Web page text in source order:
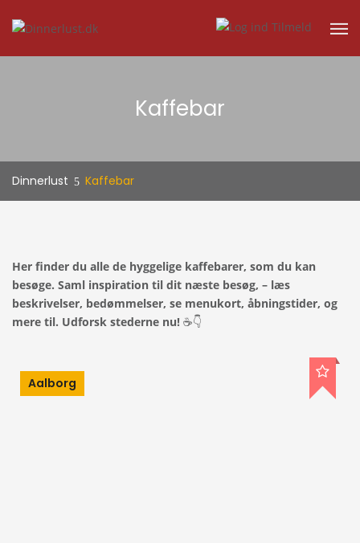
Kaffebar
Dinnerlust Kaffebar
Her finder du alle de hyggelige kaffebarer, som du kan
besøge. Saml inspiration til dit næste besøg, – læs
beskrivelser, bedømmelser, se menukort, åbningstider, og
mere til. Udforsk stederne nu! ☕👇
Aalborg